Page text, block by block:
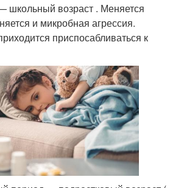
возраст . Меняется
и микробная агрессия.
приспосабливаться к